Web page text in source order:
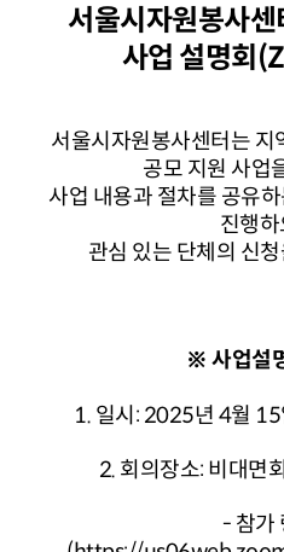
서울시자원봉사센
사업 설명회
서울시자원봉사센터는 지
공모 지원 사업
사업 내용과 절차를 공유
진행하
관심 있는 단체의 신
※ 사업설
1. 일시: 2025년 4월
2. 회의장소: 비대면
- 참가